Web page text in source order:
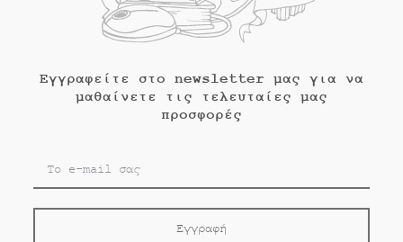
Εγγραφείτε στο newsletter μας για να
μαθαίνετε τις τελευταίες μας
προσφορές